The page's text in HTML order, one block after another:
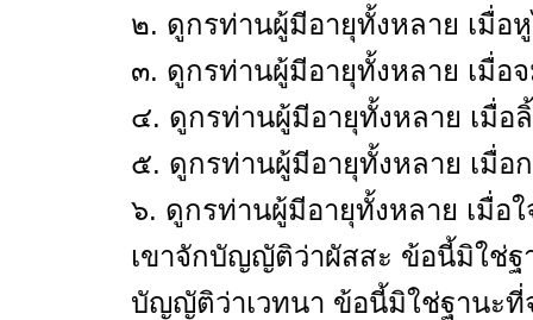
๒. ดูกรท่านผู้มีอายุทั้งหลาย เมื่อ
๓. ดูกรท่านผู้มีอายุทั้งหลาย เมื่อ
๔. ดูกรท่านผู้มีอายุทั้งหลาย เมื่อ
๕. ดูกรท่านผู้มีอายุทั้งหลาย เมื่อ
๖. ดูกรท่านผู้มีอายุทั้งหลาย เมื่
เขาจักบัญญัติว่าผัสสะ ข้อนี้มิใช่
บัญญัติว่าเวทนา ข้อนี้มิใช่ฐานะที่